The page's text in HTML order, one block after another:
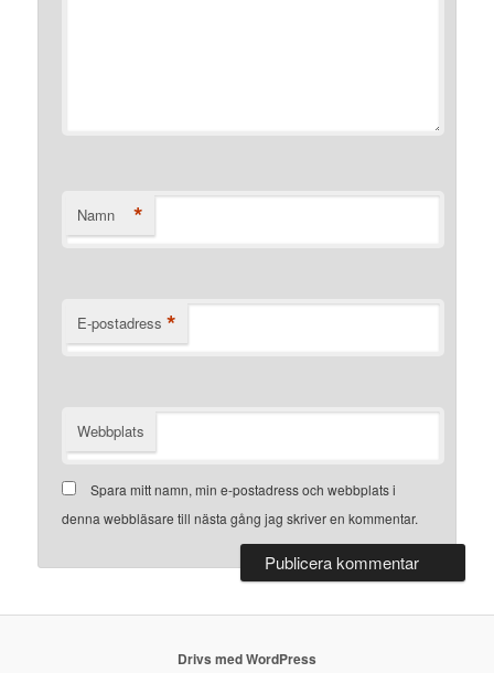
Namn *
E-postadress *
Webbplats
Spara mitt namn, min e-postadress och webbplats i
denna webbläsare till nästa gång jag skriver en kommentar.
Drivs med WordPress